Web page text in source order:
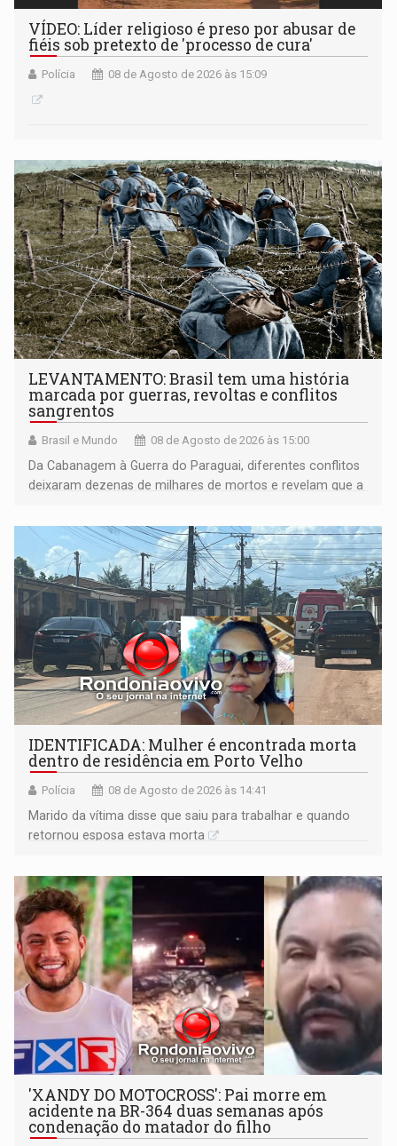
VÍDEO: Líder religioso é preso por abusar de
fiéis sob pretexto de 'processo de cura'
Polícia 08 de Agosto de 2026 às 15:09
LEVANTAMENTO: Brasil tem uma história
marcada por guerras, revoltas e conflitos
sangrentos
Brasil e Mundo 08 de Agosto de 2026 às 15:00
Da Cabanagem à Guerra do Paraguai, diferentes conflitos
deixaram dezenas de milhares de mortos e revelam que a
territoriais e sociais
IDENTIFICADA: Mulher é encontrada morta
dentro de residência em Porto Velho
Polícia 08 de Agosto de 2026 às 14:41
Marido da vítima disse que saiu para trabalhar e quando
retornou esposa estava morta
'XANDY DO MOTOCROSS': Pai morre em
acidente na BR-364 duas semanas após
condenação do matador do filho